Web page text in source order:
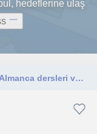
hedeflerine ulaş
Her seviyeye uygun sınav hazırlık dahil Almanca dersleri veriyorum